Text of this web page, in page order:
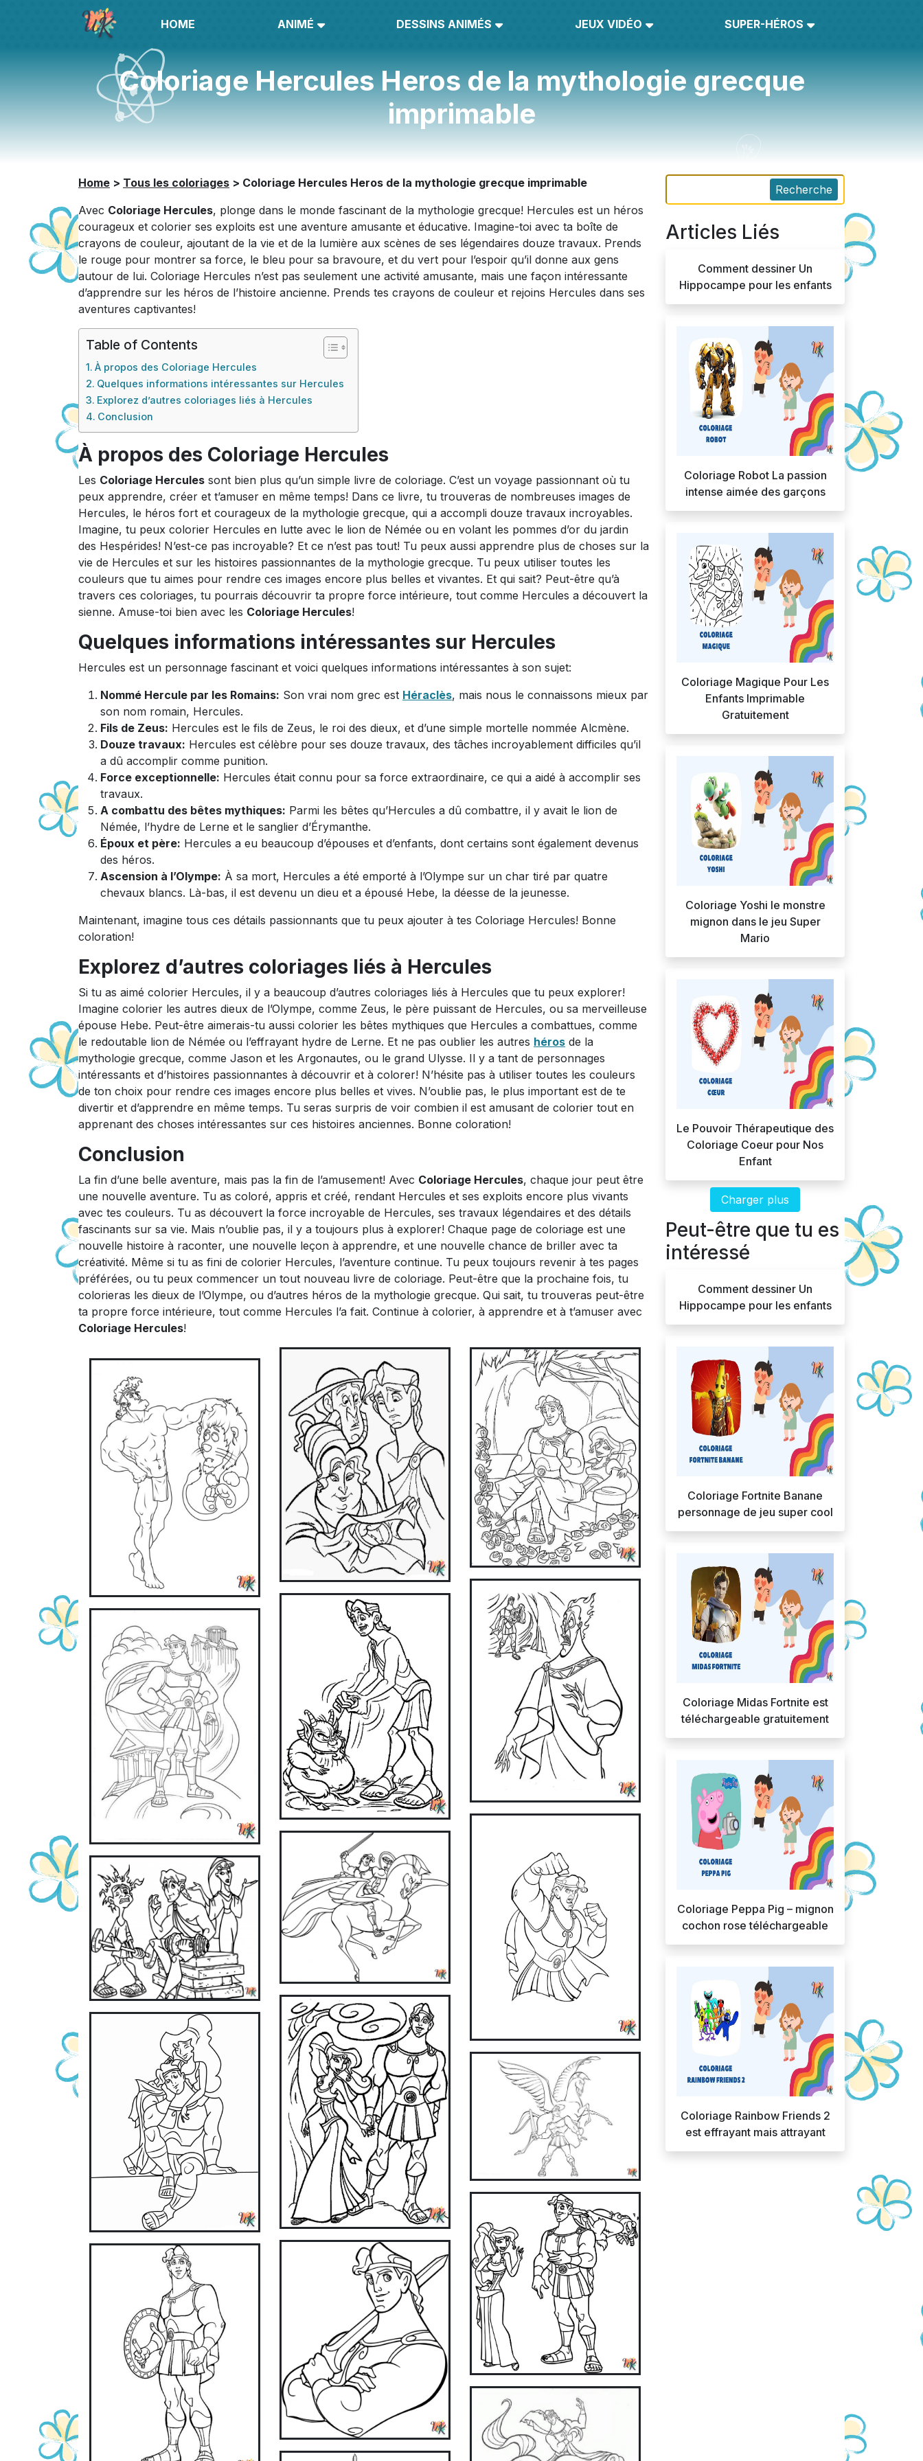
HOME ANIMÉ DESSINS ANIMÉS JEUX VIDÉO SUPER-HÉROS
Coloriage Hercules Heros de la mythologie grecque
imprimable
Home > Tous les coloriages > Coloriage Hercules Heros de la mythologie grecque imprimable
Avec Coloriage Hercules, plonge dans le monde fascinant de la mythologie grecque! Hercules est un héros
courageux et colorier ses exploits est une aventure amusante et éducative. Imagine-toi avec ta boîte de
crayons de couleur, ajoutant de la vie et de la lumière aux scènes de ses légendaires douze travaux. Prends
le rouge pour montrer sa force, le bleu pour sa bravoure, et du vert pour l’espoir qu’il donne aux gens
autour de lui. Coloriage Hercules n’est pas seulement une activité amusante, mais une façon intéressante
d’apprendre sur les héros de l’histoire ancienne. Prends tes crayons de couleur et rejoins Hercules dans ses
aventures captivantes!
Table of Contents
À propos des Coloriage Hercules
Quelques informations intéressantes sur Hercules
Explorez d’autres coloriages liés à Hercules
Conclusion
À propos des Coloriage Hercules
Les Coloriage Hercules sont bien plus qu’un simple livre de coloriage. C’est un voyage passionnant où tu
peux apprendre, créer et t’amuser en même temps! Dans ce livre, tu trouveras de nombreuses images de
Hercules, le héros fort et courageux de la mythologie grecque, qui a accompli douze travaux incroyables.
Imagine, tu peux colorier Hercules en lutte avec le lion de Némée ou en volant les pommes d’or du jardin
des Hespérides! N’est-ce pas incroyable? Et ce n’est pas tout! Tu peux aussi apprendre plus de choses sur la
vie de Hercules et sur les histoires passionnantes de la mythologie grecque. Tu peux utiliser toutes les
couleurs que tu aimes pour rendre ces images encore plus belles et vivantes. Et qui sait? Peut-être qu’à
travers ces coloriages, tu pourrais découvrir ta propre force intérieure, tout comme Hercules a découvert la
sienne. Amuse-toi bien avec les Coloriage Hercules!
Quelques informations intéressantes sur Hercules
Hercules est un personnage fascinant et voici quelques informations intéressantes à son sujet:
Nommé Hercule par les Romains: Son vrai nom grec est Héraclès, mais nous le connaissons mieux par
son nom romain, Hercules.
Fils de Zeus: Hercules est le fils de Zeus, le roi des dieux, et d’une simple mortelle nommée Alcmène.
Douze travaux: Hercules est célèbre pour ses douze travaux, des tâches incroyablement difficiles qu’il
a dû accomplir comme punition.
Force exceptionnelle: Hercules était connu pour sa force extraordinaire, ce qui a aidé à accomplir ses
travaux.
A combattu des bêtes mythiques: Parmi les bêtes qu’Hercules a dû combattre, il y avait le lion de
Némée, l’hydre de Lerne et le sanglier d’Érymanthe.
Époux et père: Hercules a eu beaucoup d’épouses et d’enfants, dont certains sont également devenus
des héros.
Ascension à l’Olympe: À sa mort, Hercules a été emporté à l’Olympe sur un char tiré par quatre
chevaux blancs. Là-bas, il est devenu un dieu et a épousé Hebe, la déesse de la jeunesse.
Maintenant, imagine tous ces détails passionnants que tu peux ajouter à tes Coloriage Hercules! Bonne
coloration!
Explorez d’autres coloriages liés à Hercules
Si tu as aimé colorier Hercules, il y a beaucoup d’autres coloriages liés à Hercules que tu peux explorer!
Imagine colorier les autres dieux de l’Olympe, comme Zeus, le père puissant de Hercules, ou sa merveilleuse
épouse Hebe. Peut-être aimerais-tu aussi colorier les bêtes mythiques que Hercules a combattues, comme
le redoutable lion de Némée ou l’effrayant hydre de Lerne. Et ne pas oublier les autres héros de la
mythologie grecque, comme Jason et les Argonautes, ou le grand Ulysse. Il y a tant de personnages
intéressants et d’histoires passionnantes à découvrir et à colorer! N’hésite pas à utiliser toutes les couleurs
de ton choix pour rendre ces images encore plus belles et vives. N’oublie pas, le plus important est de te
divertir et d’apprendre en même temps. Tu seras surpris de voir combien il est amusant de colorier tout en
apprenant des choses intéressantes sur ces histoires anciennes. Bonne coloration!
Conclusion
La fin d’une belle aventure, mais pas la fin de l’amusement! Avec Coloriage Hercules, chaque jour peut être
une nouvelle aventure. Tu as coloré, appris et créé, rendant Hercules et ses exploits encore plus vivants
avec tes couleurs. Tu as découvert la force incroyable de Hercules, ses travaux légendaires et des détails
fascinants sur sa vie. Mais n’oublie pas, il y a toujours plus à explorer! Chaque page de coloriage est une
nouvelle histoire à raconter, une nouvelle leçon à apprendre, et une nouvelle chance de briller avec ta
créativité. Même si tu as fini de colorier Hercules, l’aventure continue. Tu peux toujours revenir à tes pages
préférées, ou tu peux commencer un tout nouveau livre de coloriage. Peut-être que la prochaine fois, tu
colorieras les dieux de l’Olympe, ou d’autres héros de la mythologie grecque. Qui sait, tu trouveras peut-être
ta propre force intérieure, tout comme Hercules l’a fait. Continue à colorier, à apprendre et à t’amuser avec
Coloriage Hercules!
Recherche
Articles Liés
Comment dessiner Un
Hippocampe pour les enfants
Coloriage Robot La passion
intense aimée des garçons
Coloriage Magique Pour Les
Enfants Imprimable
Gratuitement
Coloriage Yoshi le monstre
mignon dans le jeu Super
Mario
Le Pouvoir Thérapeutique des
Coloriage Coeur pour Nos
Enfant
Charger plus
Peut-être que tu es
intéressé
Comment dessiner Un
Hippocampe pour les enfants
Coloriage Fortnite Banane
personnage de jeu super cool
Coloriage Midas Fortnite est
téléchargeable gratuitement
Coloriage Peppa Pig – mignon
cochon rose téléchargeable
Coloriage Rainbow Friends 2
est effrayant mais attrayant